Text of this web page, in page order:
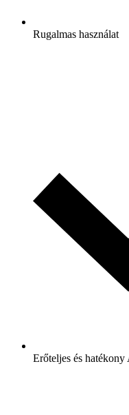
Rugalmas használat
Erőteljes és hatékony